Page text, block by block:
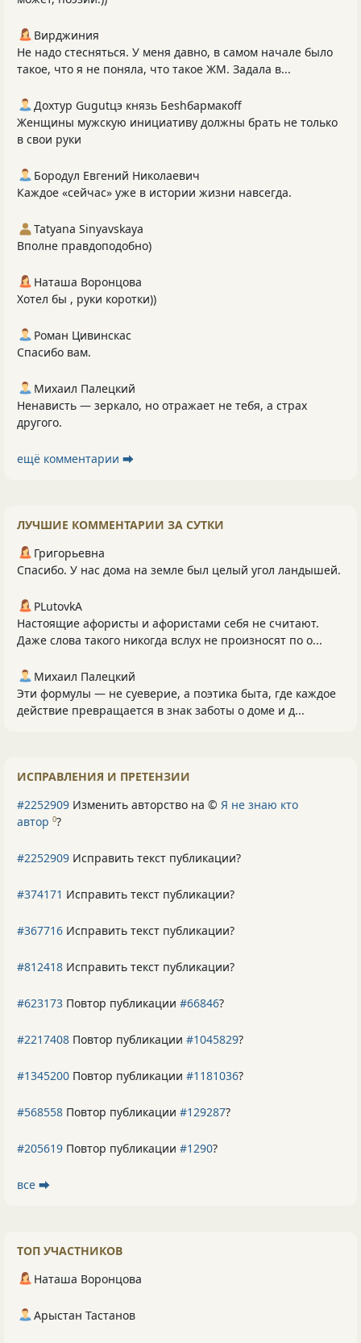
Вирджиния
Не надо стесняться. У меня давно, в самом начале было
такое, что я не поняла, что такое ЖМ. Задала в...
Дохтур Gugutцэ князь Беshбармакоff
Женщины мужскую инициативу должны брать не только
в свои руки
Бородул Евгений Николаевич
Каждое «сейчас» уже в истории жизни навсегда.
Tatyana Sinyavskaya
Вполне правдоподобно)
Наташа Воронцова
Хотел бы , руки коротки))
Роман Цивинскас
Спасибо вам.
Михаил Палецкий
Ненависть — зеркало, но отражает не тебя, а страх
другого.
ещё комментарии ⮕
ЛУЧШИЕ КОММЕНТАРИИ ЗА СУТКИ
Григорьевна
Спасибо. У нас дома на земле был целый угол ландышей.
PLutоvkА
Настоящие афористы и афористами себя не считают.
Даже слова такого никогда вслух не произносят по о...
Михаил Палецкий
Эти формулы — не суеверие, а поэтика быта, где каждое
действие превращается в знак заботы о доме и д...
ИСПРАВЛЕНИЯ И ПРЕТЕНЗИИ
#2252909 Изменить авторство на © Я не знаю кто
автор 0?
#2252909 Исправить текст публикации?
#374171 Исправить текст публикации?
#367716 Исправить текст публикации?
#812418 Исправить текст публикации?
#623173 Повтор публикации #66846?
#2217408 Повтор публикации #1045829?
#1345200 Повтор публикации #1181036?
#568558 Повтор публикации #129287?
#205619 Повтор публикации #1290?
все ⮕
ТОП УЧАСТНИКОВ
Наташа Воронцова
Арыстан Тастанов